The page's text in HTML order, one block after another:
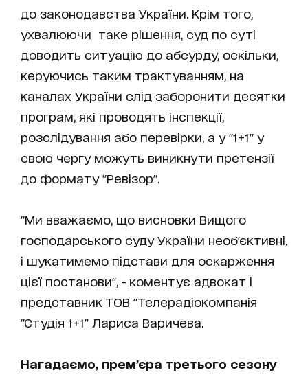
до законодавства України. Крім того,
ухвалюючи таке рішення, суд по суті
доводить ситуацію до абсурду, оскільки,
керуючись таким трактуванням, на
каналах України слід заборонити десятки
програм, які проводять інспекції,
розслідування або перевірки, а у "1+1" у
свою чергу можуть виникнути претензії
до формату "Ревізор".
"Ми вважаємо, що висновки Вищого
господарського суду України необ'єктивні,
і шукатимемо підстави для оскарження
цієї постанови", - коментує адвокат і
представник ТОВ "Телерадіокомпанія
"Студія 1+1" Лариса Варичева.
Нагадаємо, прем'єра третього сезону